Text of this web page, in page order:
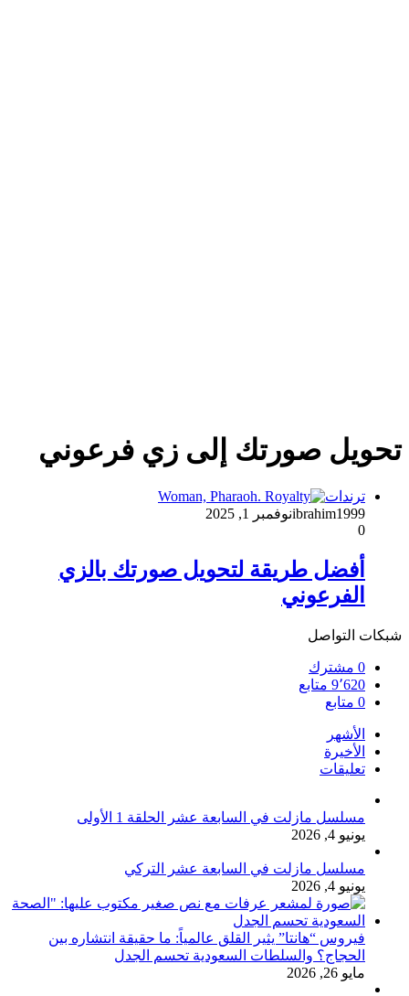
تحويل صورتك إلى زي فرعوني
ترندات
ibrahim1999نوفمبر 1, 2025
0
أفضل طريقة لتحويل صورتك بالزي
الفرعوني
شبكات التواصل
0 مشترك
9٬620 متابع
0 متابع
الأشهر
الأخيرة
تعليقات
مسلسل مازلت في السابعة عشر الحلقة 1 الأولى
يونيو 4, 2026
مسلسل مازلت في السابعة عشر التركي
يونيو 4, 2026
فيروس “هانتا” يثير القلق عالمياً: ما حقيقة انتشاره بين
الحجاج؟ والسلطات السعودية تحسم الجدل
مايو 26, 2026